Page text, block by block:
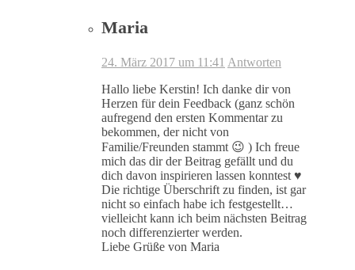
Maria
24. März 2017 um 11:41 Antworten
Hallo liebe Kerstin! Ich danke dir von
Herzen für dein Feedback (ganz schön
aufregend den ersten Kommentar zu
bekommen, der nicht von
Familie/Freunden stammt 😉 ) Ich freue
mich das dir der Beitrag gefällt und du
dich davon inspirieren lassen konntest ♥
Die richtige Überschrift zu finden, ist gar
nicht so einfach habe ich festgestellt…
vielleicht kann ich beim nächsten Beitrag
noch differenzierter werden.
Liebe Grüße von Maria